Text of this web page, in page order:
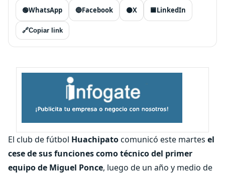
🟢WhatsApp 🔵Facebook ⚫X 🟦LinkedIn
🔗Copiar link
El club de fútbol Huachipatocomunicó este martes el
cese de sus funciones como técnico del primer
equipo de Miguel Ponce, luego de un año y medio de